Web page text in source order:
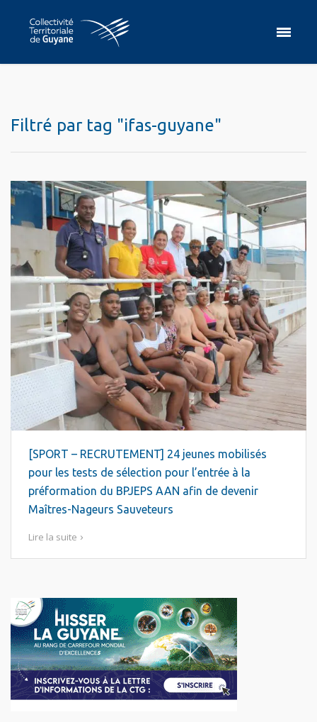
Filtré par tag "ifas-guyane"
[SPORT – RECRUTEMENT] 24 jeunes mobilisés
pour les tests de sélection pour l’entrée à la
préformation du BPJEPS AAN afin de devenir
Maîtres-Nageurs Sauveteurs
Lire la suite